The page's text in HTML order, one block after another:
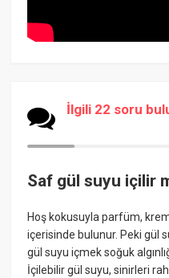
İlgili 22 soru
Saf gül suyu içilir
Hoş kokusuyla parfüm,
içerisinde bulunur. Peki gül
gül suyu içmek soğuk
İçilebilir gül suyu, sinirleri